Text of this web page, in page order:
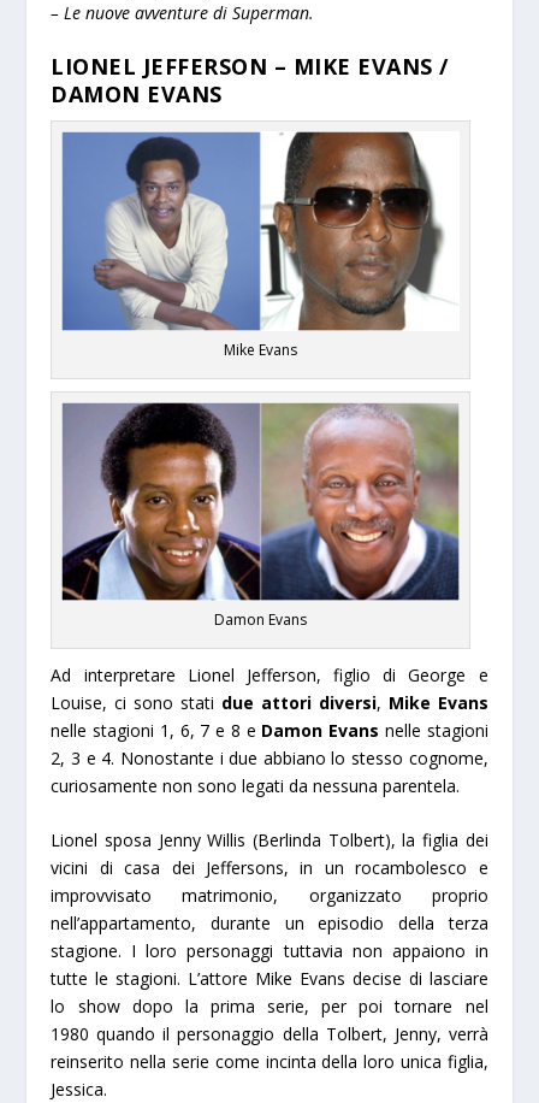
– Le nuove avventure di Superman.
LIONEL JEFFERSON – MIKE EVANS /
DAMON EVANS
Mike Evans
Damon Evans
Ad interpretare Lionel Jefferson, figlio di George e
Louise, ci sono stati due attori diversi, Mike Evans
nelle stagioni 1, 6, 7 e 8 e Damon Evans nelle stagioni
2, 3 e 4. Nonostante i due abbiano lo stesso cognome,
curiosamente non sono legati da nessuna parentela.
Lionel sposa Jenny Willis (Berlinda Tolbert), la figlia dei
vicini di casa dei Jeffersons, in un rocambolesco e
improvvisato matrimonio, organizzato proprio
nell’appartamento, durante un episodio della terza
stagione. I loro personaggi tuttavia non appaiono in
tutte le stagioni. L’attore Mike Evans decise di lasciare
lo show dopo la prima serie, per poi tornare nel
1980 quando il personaggio della Tolbert, Jenny, verrà
reinserito nella serie come incinta della loro unica figlia,
Jessica.